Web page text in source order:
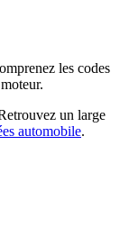
les codes
un large
automobile.